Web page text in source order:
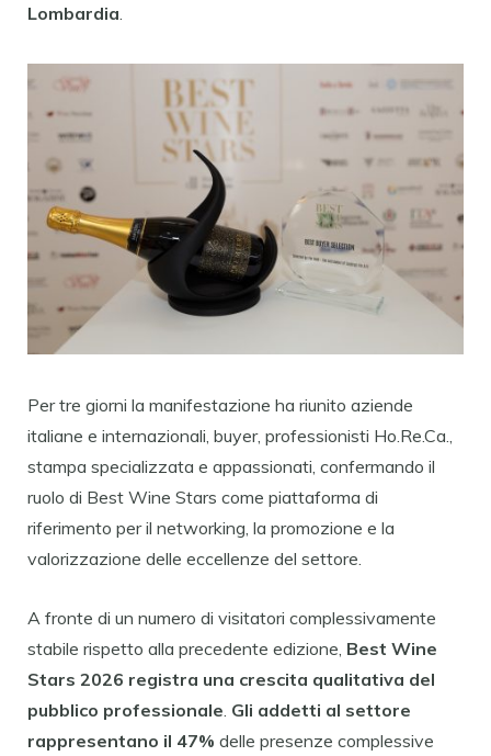
Lombardia
Per tre giorni la manifestazione ha riunito aziende
italiane e internazionali, buyer, professionisti Ho.Re.Ca.,
stampa specializzata e appassionati, confermando il
ruolo di Best Wine Stars come piattaforma di
riferimento per il networking, la promozione e la
valorizzazione delle eccellenze del settore.
A fronte di un numero di visitatori complessivamente
stabile rispetto alla precedente edizione, Best Wine
Stars 2026 registra una crescita qualitativa del
pubblico professionale. Gli addetti al settore
rappresentano il 47% delle presenze complessive